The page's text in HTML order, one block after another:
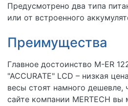
Предусмотрено два типа
или от встроенного
Преимущества
Главное достоинство M-ER
"ACCURATE" LСD – низкая
весы стоят намного дешевле,
сайте компании MERTECH вы